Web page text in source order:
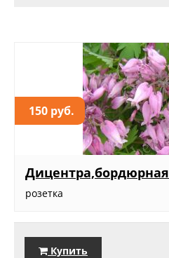
150 руб.
Дицентра,бордюрная
розетка
Купить